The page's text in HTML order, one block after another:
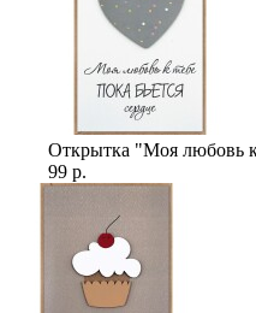
Открытка "Моя любовь
99 р.